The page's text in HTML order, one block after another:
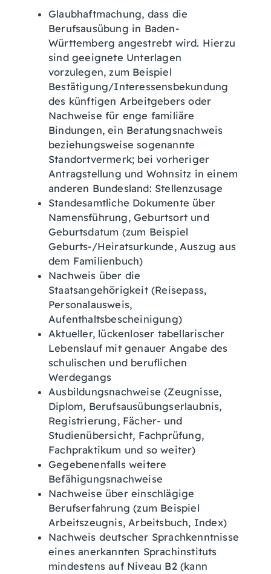
Glaubhaftmachung, dass die
Berufsausübung in Baden-
Württemberg angestrebt wird. Hierzu
sind geeignete Unterlagen
vorzulegen, zum Beispiel
Bestätigung/Interessensbekundung
des künftigen Arbeitgebers oder
Nachweise für enge familiäre
Bindungen, ein Beratungsnachweis
beziehungsweise sogenannte
Standortvermerk; bei vorheriger
Antragstellung und Wohnsitz in einem
anderen Bundesland: Stellenzusage
Standesamtliche Dokumente über
Namensführung, Geburtsort und
Geburtsdatum (zum Beispiel
Geburts-/Heiratsurkunde, Auszug aus
dem Familienbuch)
Nachweis über die
Staatsangehörigkeit (Reisepass,
Personalausweis,
Aufenthaltsbescheinigung)
Aktueller, lückenloser tabellarischer
Lebenslauf mit genauer Angabe des
schulischen und beruflichen
Werdegangs
Ausbildungsnachweise (Zeugnisse,
Diplom, Berufsausübungserlaubnis,
Registrierung, Fächer- und
Studienübersicht, Fachprüfung,
Fachpraktikum und so weiter)
Gegebenenfalls weitere
Befähigungsnachweise
Nachweise über einschlägige
Berufserfahrung (zum Beispiel
Arbeitszeugnis, Arbeitsbuch, Index)
Nachweis deutscher Sprachkenntnisse
eines anerkannten Sprachinstituts
mindestens auf Niveau B2 (kann